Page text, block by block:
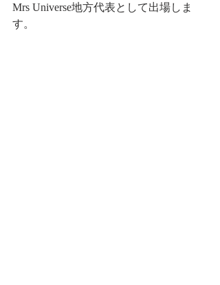
Mrs Universe地方代表として出場しま
す。